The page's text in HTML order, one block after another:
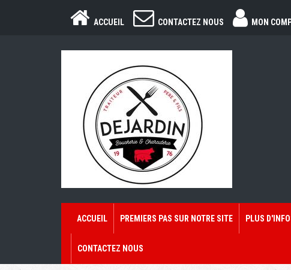
ACCUEIL CONTACTEZ NOUS MON
ACCUEIL PREMIERS PAS SUR NOTRE SITE PLUS
CONTACTEZ NOUS